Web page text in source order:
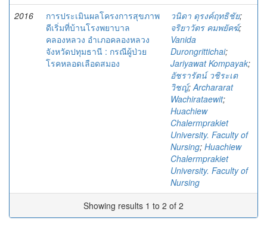
2016
การประเมินผลโครงการสุขภาพ
ดีเริ่มที่บ้านโรงพยาบาล
คลองหลวง อำเภอคลองหลวง
จังหวัดปทุมธานี : กรณีผู้ป่วย
โรคหลอดเลือดสมอง
วนิดา ดุรงค์ฤทธิชัย;
จริยาวัตร คมพยัคฆ์;
Vanida
Durongrittichai;
Jariyawat Kompayak;
อัชรารัตน์ วชิระเต
วิชญ์;Archararat
Wachirataewit;
Huachiew
Chalermprakiet
University. Faculty of
Nursing; Huachiew
Chalermprakiet
University. Faculty of
Nursing
Showing results 1 to 2 of 2